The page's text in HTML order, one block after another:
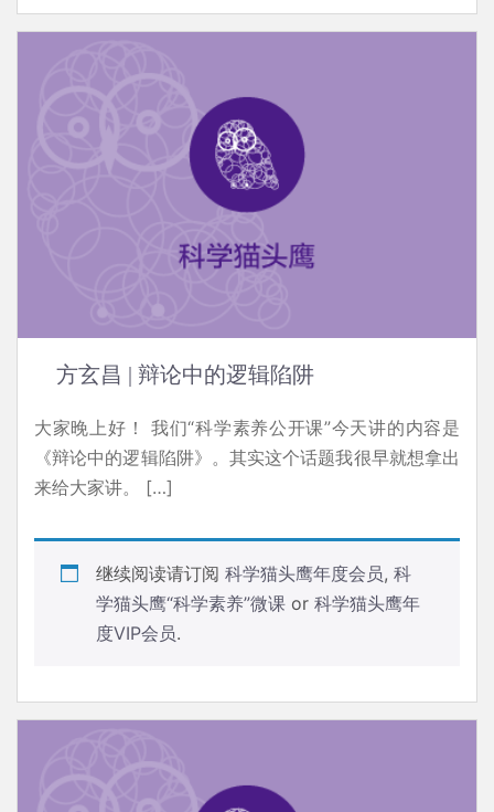
方玄昌 | 辩论中的逻辑陷阱
大家晚上好！ 我们“科学素养公开课”今天讲的内容是
《辩论中的逻辑陷阱》。其实这个话题我很早就想拿出
来给大家讲。 […]
继续阅读请订阅 科学猫头鹰年度会员, 科
学猫头鹰“科学素养”微课 or 科学猫头鹰年
度VIP会员.